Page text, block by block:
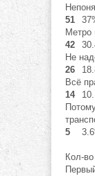
51
Метро
42
Не
26
Всё
14
5
Кол-